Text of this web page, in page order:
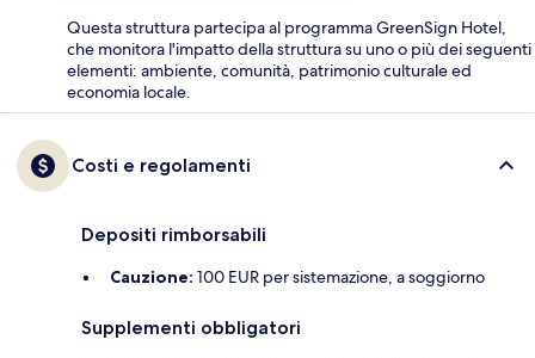
Questa struttura partecipa al programma GreenSign Hotel,
che monitora l'impatto della struttura su uno o più dei seguenti
elementi: ambiente, comunità, patrimonio culturale ed
economia locale.
Costi e regolamenti
Depositi rimborsabili
Cauzione: 100 EUR per sistemazione, a soggiorno
Supplementi obbligatori